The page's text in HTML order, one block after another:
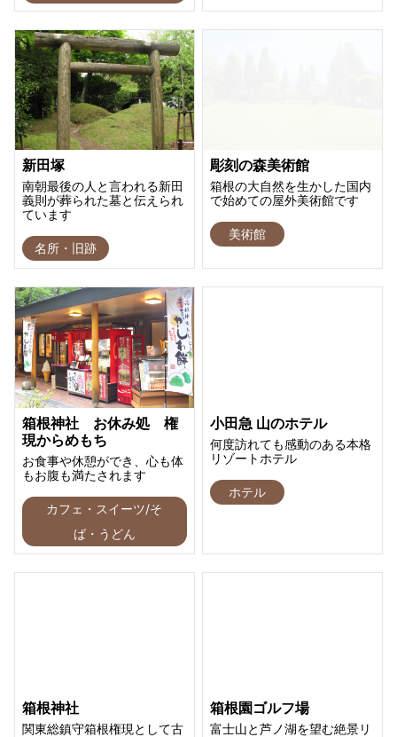
新田塚
南朝最後の人と言われる新田
義則が葬られた墓と伝えられ
ています
名所・旧跡
彫刻の森美術館
箱根の大自然を生かした国内
で始めての屋外美術館です
美術館
箱根神社 お休み処 権
現からめもち
お食事や休憩ができ、心も体
もお腹も満たされます
カフェ・スイーツ/そ
ば・うどん
小田急 山のホテル
何度訪れても感動のある本格
リゾートホテル
ホテル
箱根神社
関東総鎮守箱根権現として古
箱根園ゴルフ場
富士山と芦ノ湖を望む絶景リ